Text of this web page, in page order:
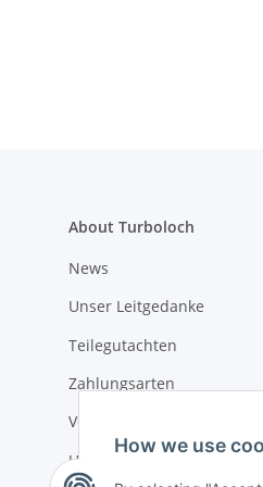
About Turboloch
News
Unser Leitgedanke
Teilegutachten
Zahlungsarten
Versandkosten & Lieferung
Umwelt und Entsorgung
How we use